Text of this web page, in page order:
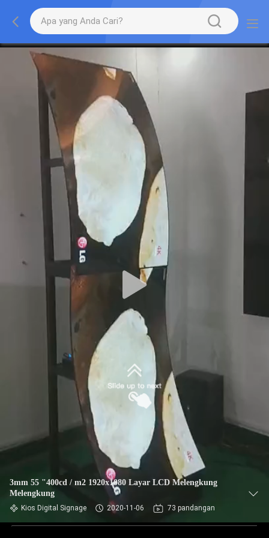
3mm 55 "400cd / m2 1920x1080 Layar LCD Melengkung
Melengkung
Kios Digital Signage 2020-11-06 73 pandangan